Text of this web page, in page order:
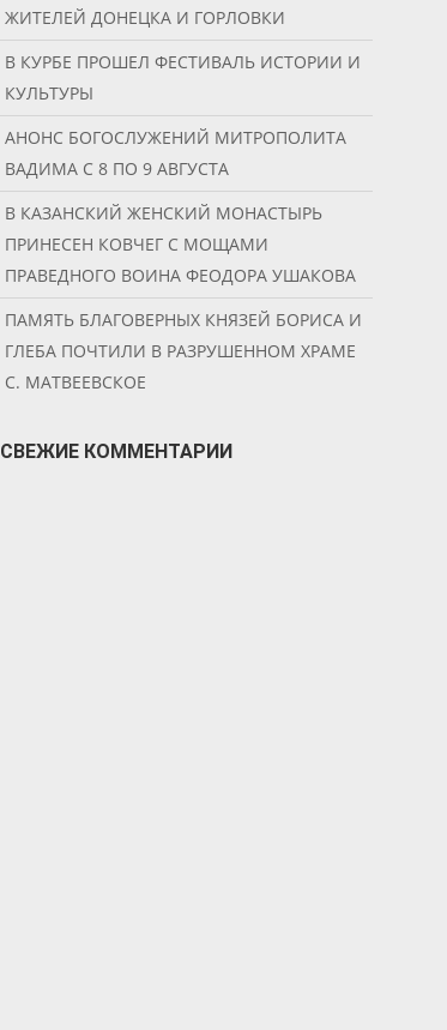
ЖИТЕЛЕЙ ДОНЕЦКА И ГОРЛОВКИ
В КУРБЕ ПРОШЕЛ ФЕСТИВАЛЬ ИСТОРИИ И
КУЛЬТУРЫ
АНОНС БОГОСЛУЖЕНИЙ МИТРОПОЛИТА
ВАДИМА С 8 ПО 9 АВГУСТА
В КАЗАНСКИЙ ЖЕНСКИЙ МОНАСТЫРЬ
ПРИНЕСЕН КОВЧЕГ С МОЩАМИ
ПРАВЕДНОГО ВОИНА ФЕОДОРА УШАКОВА
ПАМЯТЬ БЛАГОВЕРНЫХ КНЯЗЕЙ БОРИСА И
ГЛЕБА ПОЧТИЛИ В РАЗРУШЕННОМ ХРАМЕ
С. МАТВЕЕВСКОЕ
СВЕЖИЕ КОММЕНТАРИИ